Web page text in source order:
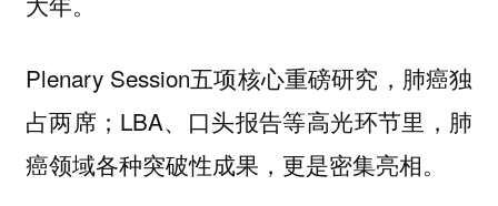
Plenary Session五项核心重磅研究，肺癌独
占两席；LBA、口头报告等高光环节里，肺
癌领域各种突破性成果，更是密集亮相。